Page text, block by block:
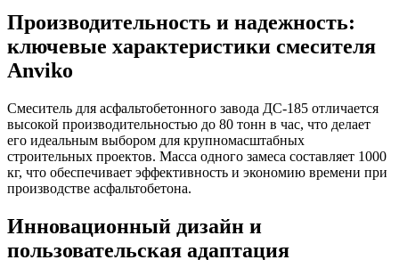
Производительность и надежность:
ключевые характеристики смесителя
Anviko
Смеситель для асфальтобетонного завода ДС-185 отличается
высокой производительностью до 80 тонн в час, что делает
его идеальным выбором для крупномасштабных
строительных проектов. Масса одного замеса составляет 1000
кг, что обеспечивает эффективность и экономию времени при
производстве асфальтобетона.
Инновационный дизайн и
пользовательская адаптация